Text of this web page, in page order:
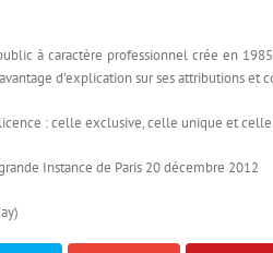
à caractère professionnel crée en
d’explication sur ses attributions et
: celle exclusive, celle unique et
Instance de Paris 20 décembre 2012